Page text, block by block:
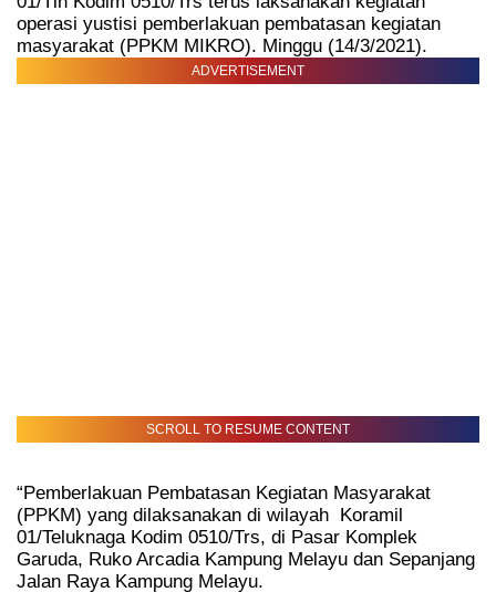
operasi yustisi pemberlakuan pembatasan kegiatan
masyarakat (PPKM MIKRO). Minggu (14/3/2021).
ADVERTISEMENT
SCROLL TO RESUME CONTENT
“Pemberlakuan Pembatasan Kegiatan Masyarakat
(PPKM) yang dilaksanakan di wilayah Koramil
01/Teluknaga Kodim 0510/Trs, di Pasar Komplek
Garuda, Ruko Arcadia Kampung Melayu dan Sepanjang
Jalan Raya Kampung Melayu.